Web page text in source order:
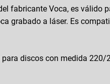
fabricante Voca, es válido
grabado a láser. Es
discos con medida